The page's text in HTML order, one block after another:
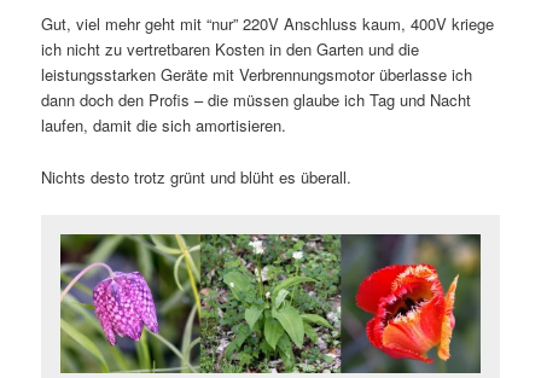
Gut, viel mehr geht mit “nur” 220V Anschluss kaum, 400V kriege
ich nicht zu vertretbaren Kosten in den Garten und die
leistungsstarken Geräte mit Verbrennungsmotor überlasse ich
dann doch den Profis – die müssen glaube ich Tag und Nacht
laufen, damit die sich amortisieren.
Nichts desto trotz grünt und blüht es überall.